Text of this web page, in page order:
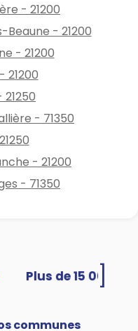
- 21200
Beaune - 21200
- 21200
- 71350
- 21200
- 71350
communes